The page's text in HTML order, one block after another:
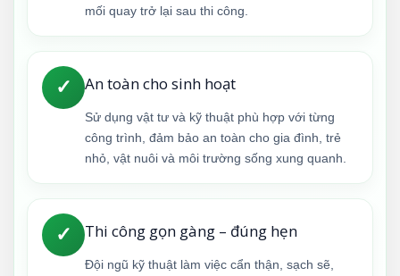
mối quay trở lại sau thi công.
✓ An toàn cho sinh hoạt
Sử dụng vật tư và kỹ thuật phù hợp với từng
công trình, đảm bảo an toàn cho gia đình, trẻ
nhỏ, vật nuôi và môi trường sống xung quanh.
✓ Thi công gọn gàng – đúng hẹn
Đội ngũ kỹ thuật làm việc cẩn thận, sạch sẽ,